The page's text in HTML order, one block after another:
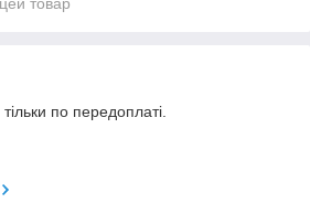
по передоплаті.